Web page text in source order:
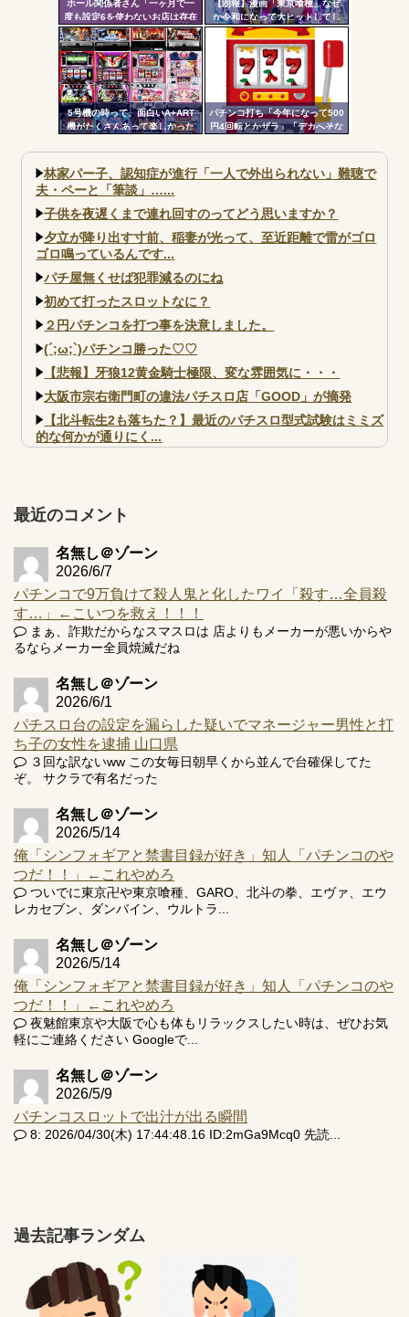
ホール関係者さん「一ヶ月で一
度も設定6を使わないお店は存在
しないと思っています。6使った
事がない店長も存在しないと思
う」←これガチ?！
【朗報】漫画「東京喰種」なぜ
か令和になって大ヒットしてし
まうｗｗｗ
5号機の時って、面白いA+ART
機がたくさんあって楽しかった
パチンコ打ち「今年になって500
円4回転とかザラ」「デカへそな
んまかよ？
林家パー子、認知症が進行「一人で外出られない」難聴で
夫・ペーと「筆談」…...
子供を夜遅くまで連れ回すのってどう思いますか？
夕立が降り出す寸前、稲妻が光って、至近距離で雷がゴロ
ゴロ鳴っているんです...
パチ屋無くせば犯罪減るのにね
初めて打ったスロットなに？
２円パチンコを打つ事を決意しました。
(´;ω;`)パチンコ勝った♡♡
【悲報】牙狼12黄金騎士極限、変な雰囲気に・・・
大阪市宗右衛門町の違法パチスロ店「GOOD」が摘発
【北斗転生2も落ちた？】最近のパチスロ型式試験はミミズ
的な何かが通りにく...
井の軽い絆？
Powered by livedoor 相互RSS
最近のコメント
名無し＠ゾーン
2026/6/7
パチンコで9万負けて殺人鬼と化したワイ「殺す…全員殺
す…」←こいつを救え！！！
まぁ、詐欺だからなスマスロは 店よりもメーカーが悪いからや
るならメーカー全員焼滅だね
名無し＠ゾーン
2026/6/1
パチスロ台の設定を漏らした疑いでマネージャー男性と打
ち子の女性を逮捕 山口県
３回な訳ないww この女毎日朝早くから並んで台確保してた
ぞ。 サクラで有名だった
名無し＠ゾーン
2026/5/14
俺「シンフォギアと禁書目録が好き」知人「パチンコのや
つだ！！」←これやめろ
ついでに東京卍や東京喰種、GARO、北斗の拳、エヴァ、エウ
レカセブン、ダンバイン、ウルトラ...
名無し＠ゾーン
2026/5/14
俺「シンフォギアと禁書目録が好き」知人「パチンコのや
つだ！！」←これやめろ
夜魅館東京や大阪で心も体もリラックスしたい時は、ぜひお気
軽にご連絡ください Googleで...
名無し＠ゾーン
2026/5/9
パチンコスロットで出汁が出る瞬間
8: 2026/04/30(木) 17:44:48.16 ID:2mGa9Mcq0 先読...
過去記事ランダム